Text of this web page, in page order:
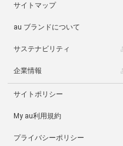
サイトマップ
au ブランドについて
サステナビリティ
企業情報
サイトポリシー
My au利用規約
プライバシーポリシー